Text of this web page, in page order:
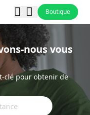
Boutique
nous vous
clé pour obtenir de